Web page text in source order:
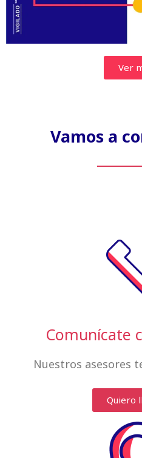
Ver
Vamos a
Comunícate
Nuestros asesores
Quiero